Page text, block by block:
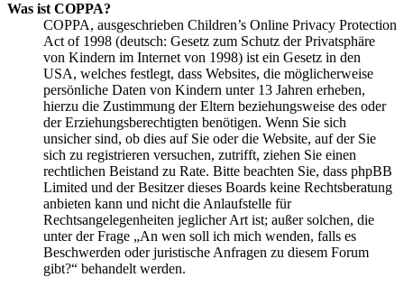
Was ist COPPA?
COPPA, ausgeschrieben Children’s Online Privacy Protection
Act of 1998 (deutsch: Gesetz zum Schutz der Privatsphäre
von Kindern im Internet von 1998) ist ein Gesetz in den
USA, welches festlegt, dass Websites, die möglicherweise
persönliche Daten von Kindern unter 13 Jahren erheben,
hierzu die Zustimmung der Eltern beziehungsweise des oder
der Erziehungsberechtigten benötigen. Wenn Sie sich
unsicher sind, ob dies auf Sie oder die Website, auf der Sie
sich zu registrieren versuchen, zutrifft, ziehen Sie einen
rechtlichen Beistand zu Rate. Bitte beachten Sie, dass phpBB
Limited und der Besitzer dieses Boards keine Rechtsberatung
anbieten kann und nicht die Anlaufstelle für
Rechtsangelegenheiten jeglicher Art ist; außer solchen, die
unter der Frage „An wen soll ich mich wenden, falls es
Beschwerden oder juristische Anfragen zu diesem Forum
gibt?“ behandelt werden.